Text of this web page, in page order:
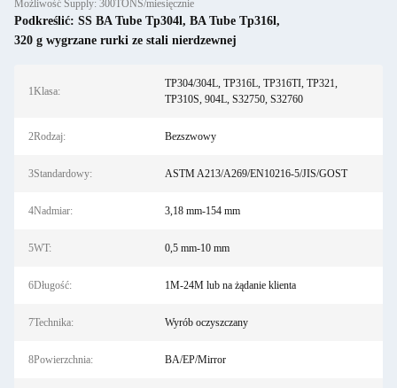
Możliwość Supply: 300TONS/miesięcznie
Podkreślić: SS BA Tube Tp304l, BA Tube Tp316l,
320 g wygrzane rurki ze stali nierdzewnej
1Klasa:
TP304/304L, TP316L, TP316TI, TP321,
TP310S, 904L, S32750, S32760
2Rodzaj: Bezszwowy
3Standardowy: ASTM A213/A269/EN10216-5/JIS/GOST
4Nadmiar: 3,18 mm-154 mm
5WT: 0,5 mm-10 mm
6Długość: 1M-24M lub na żądanie klienta
7Technika: Wyrób oczyszczany
8Powierzchnia: BA/EP/Mirror